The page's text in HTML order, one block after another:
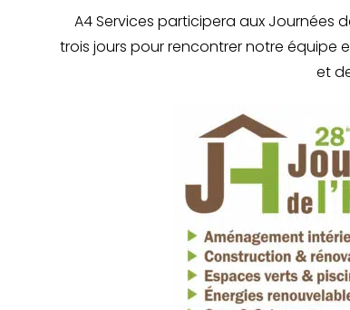
A4 Services participera aux Journées
trois jours pour rencontrer notre équipe
et